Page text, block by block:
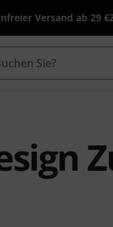
Versand ab 29 €